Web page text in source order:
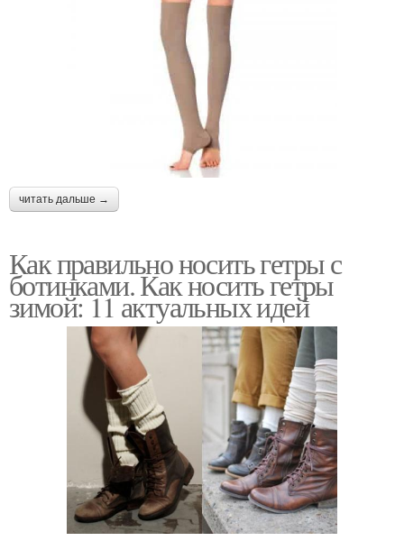
читать дальше →
Как правильно носить гетры с
ботинками. Как носить гетры
зимой: 11 актуальных идей